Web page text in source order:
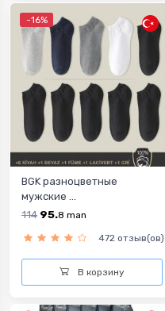
-16%
BGK разноцветныe
мужские ...
114 95.8 man
472 отзыв(ов)
В корзину